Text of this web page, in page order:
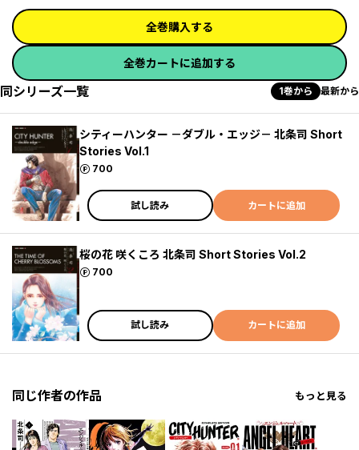
全巻購入する
全巻カートに追加する
同シリーズ一覧 1巻から 最新から
シティーハンター －ダブル・エッジ－ 北条司 Short
Stories Vol.1
700
ポイント
試し読み カートに追加
桜の花 咲くころ 北条司 Short Stories Vol.2
700
ポイント
試し読み カートに追加
同じ作者の作品 もっと見る